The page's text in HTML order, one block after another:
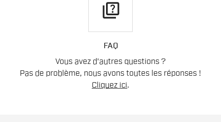
quiz
FAQ
Vous avez d'autres questions ?
Pas de problème, nous avons toutes les réponses !
Cliquez ici.